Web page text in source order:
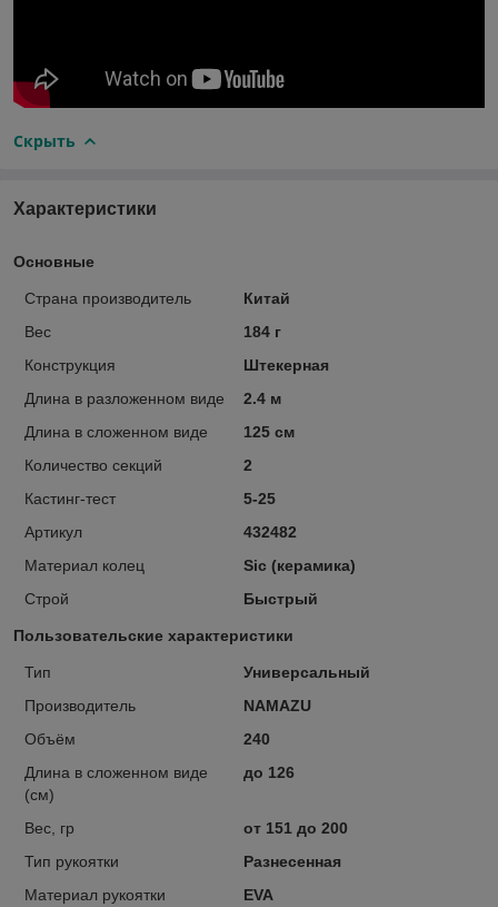
Скрыть
Характеристики
Основные
Страна производитель
Китай
Вес
184 г
Конструкция
Штекерная
Длина в разложенном виде
2.4 м
Длина в сложенном виде
125 см
Количество секций
2
Кастинг-тест
5-25
Артикул
432482
Материал колец
Sic (керамика)
Строй
Быстрый
Пользовательские характеристики
Тип
Универсальный
Производитель
NAMAZU
Объём
240
Длина в сложенном виде
(см)
до 126
Вес, гр
от 151 до 200
Тип рукоятки
Разнесенная
Материал рукоятки
EVA